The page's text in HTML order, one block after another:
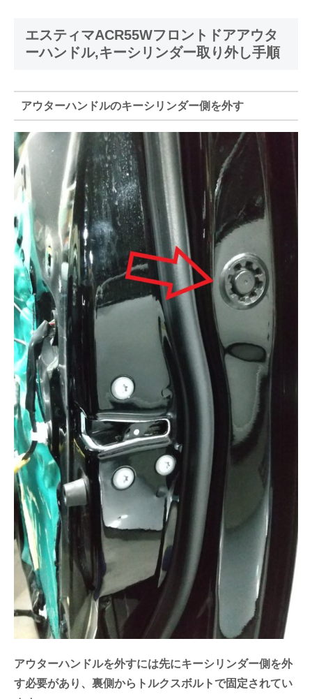
エスティマACR55Wフロントドアアウタ
ーハンドル,キーシリンダー取り外し手順
アウターハンドルのキーシリンダー側を外す
アウターハンドルを外すには先にキーシリンダー側を外
す必要があり、裏側からトルクスボルトで固定されてい